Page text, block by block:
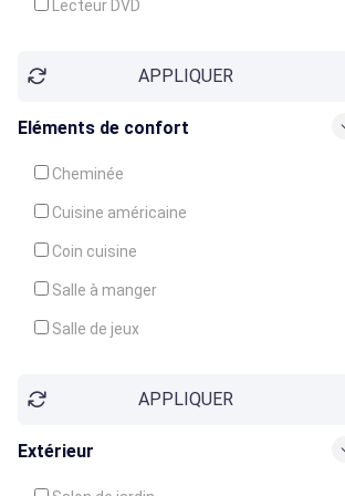
Lecteur DVD
APPLIQUER
Eléments de confort
Cheminée
Cuisine américaine
Coin cuisine
Salle à manger
Salle de jeux
Balcon / Terrasse
APPLIQUER
Extérieur